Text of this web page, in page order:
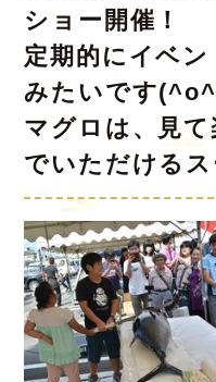
ショー開催！
定期的にイベ
みたいです
マグロは、見
でいただけるス